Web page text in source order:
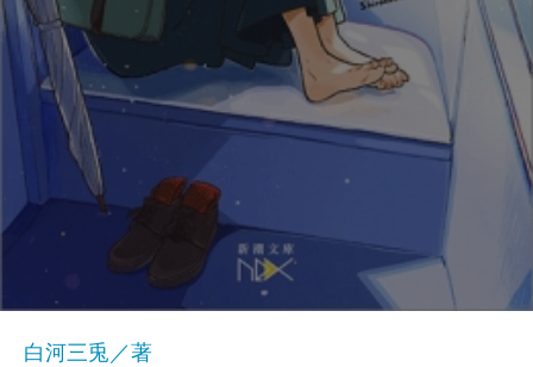
白河三兎／著